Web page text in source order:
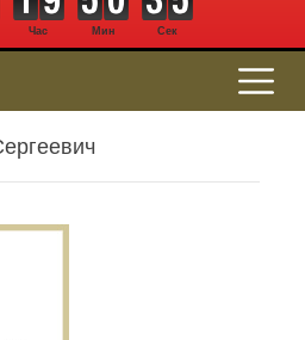
Час Мин Сек